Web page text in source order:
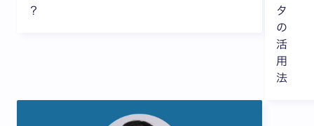
？
タ
の
活
用
法